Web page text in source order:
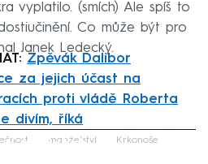
vyplatilo. (smích) Ale spíš to
Co může být pro
Janek Ledecký.
Zpěvák Dalibor
za jejich účast na
proti vládě Roberta
divím, říká
to fetch
manželství Krkonoše